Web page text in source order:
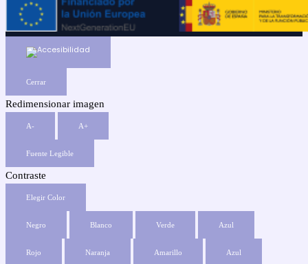
Cerrar
Redimensionar imagen
A- A+
Fuente Legible
Contraste
Elegir Color
Negro Blanco Verde Azul
Rojo Naranja Amarillo Azul